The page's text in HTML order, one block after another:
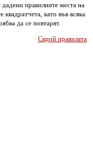
дадени правилните места на
квадратчета, като във всяка
да се повтарят.
Скрий правилата